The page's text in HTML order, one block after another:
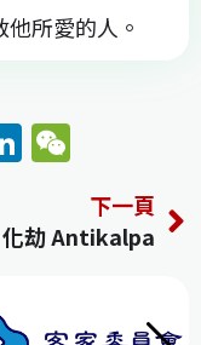
所愛的人。
Li
n
k
e
C
h
下一頁
化劫 Antikalpa